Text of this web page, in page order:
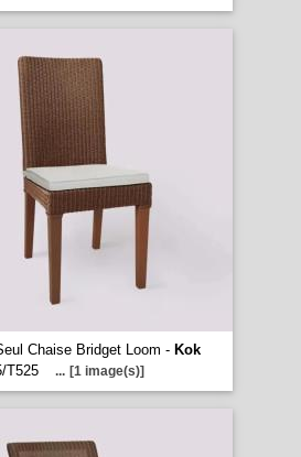
Chaise Bridget Loom - Kok
T525
... [1 image(s)]